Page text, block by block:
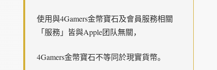
使用與4Gamers金幣寶石及會員服務相關
「服務」皆與Apple团队無關，
4Gamers金幣寶石不等同於現實貨幣。